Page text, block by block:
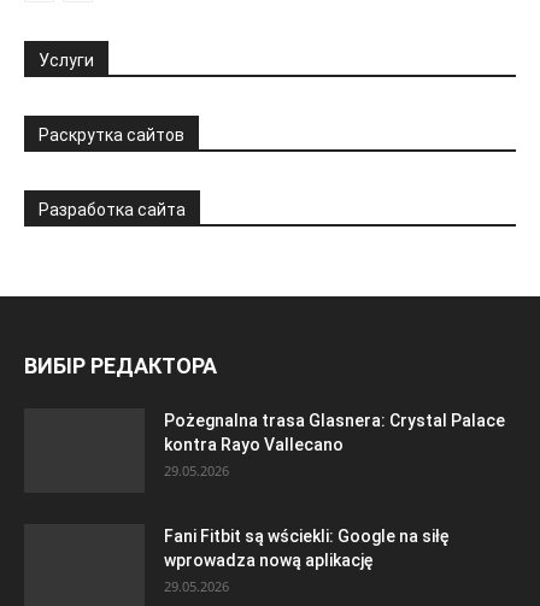
Услуги
Раскрутка сайтов
Разработка сайта
ВИБІР РЕДАКТОРА
Pożegnalna trasa Glasnera: Crystal Palace
kontra Rayo Vallecano
29.05.2026
Fani Fitbit są wściekli: Google na siłę
wprowadza nową aplikację
29.05.2026